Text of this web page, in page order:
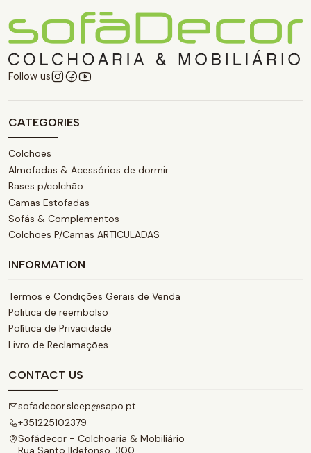
Follow us
CATEGORIES
Colchões
Almofadas & Acessórios de dormir
Bases p/colchão
Camas Estofadas
Sofás & Complementos
Colchões P/Camas ARTICULADAS
INFORMATION
Termos e Condições Gerais de Venda
Politica de reembolso
Política de Privacidade
Livro de Reclamações
CONTACT US
sofadecor.sleep@sapo.pt
+351225102379
Sofádecor - Colchoaria & Mobiliário
Rua Santo Ildefonso, 300